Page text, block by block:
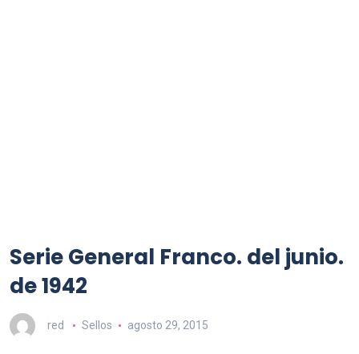
Serie General Franco. del junio.
de 1942
red Sellos agosto 29, 2015